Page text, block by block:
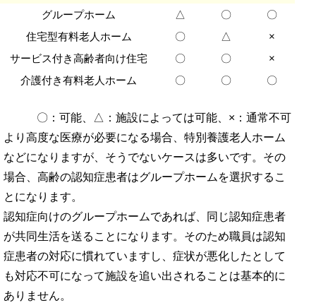
グループホーム
△ 〇
〇
住宅型有料老人ホーム
〇 △
×
サービス付き高齢者向け住宅
〇 〇
×
介護付き有料老人ホーム
〇 〇 〇
〇：可能、△：施設によっては可能、×：通常不可
より高度な医療が必要になる場合、特別養護老人ホーム
などになりますが、そうでないケースは多いです。その
場合、高齢の認知症患者はグループホームを選択するこ
とになります。
認知症向けのグループホームであれば、同じ認知症患者
が共同生活を送ることになります。そのため職員は認知
症患者の対応に慣れていますし、症状が悪化したとして
も対応不可になって施設を追い出されることは基本的に
ありません。